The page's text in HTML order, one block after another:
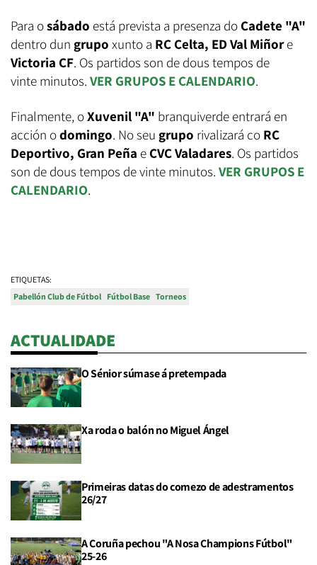
Para osábado está prevista a presenza do Cadete "A"
dentro dun grupo xunto a RC Celta, ED Val Miñore
Victoria CF. Os partidos son de dous tempos de
vinte minutos. VER GRUPOS E CALENDARIO.
Finalmente, oXuvenil "A" branquiverde entrará en
acción odomingo. No seu grupo rivalizará co RC
Deportivo, Gran Peña e CVC Valadares. Os partidos
son de dous tempos de vinte minutos. VER GRUPOS E
CALENDARIO.
ETIQUETAS:
Pabellón Club de Fútbol Fútbol Base Torneos
ACTUALIDADE
O Sénior súmase á pretempada
Xa roda o balón no Miguel Ángel
Primeiras datas do comezo de adestramentos
26/27
A Coruña pechou "A Nosa Champions Fútbol"
25-26